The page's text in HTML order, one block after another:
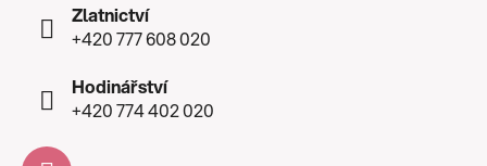
Zlatnictví
+420 777 608 020
Hodinářství
+420 774 402 020